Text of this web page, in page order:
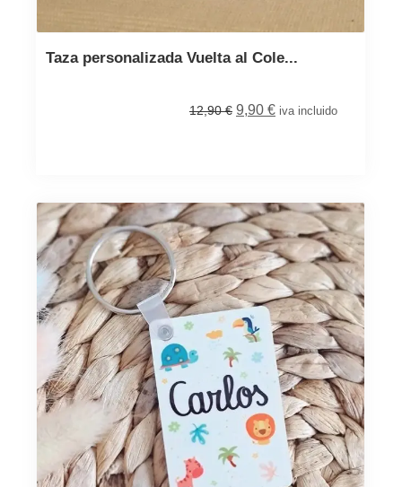
Taza personalizada Vuelta al Cole...
12,90€ 9,90 € iva incluido